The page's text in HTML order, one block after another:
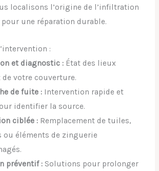
localisons l’origine de l’infiltration
une réparation durable.
:
et diagnostic : État des lieux
de votre couverture.
de fuite : Intervention rapide et
identifier la source.
ciblée : Remplacement de tuiles,
ou éléments de zinguerie
préventif : Solutions pour prolonger